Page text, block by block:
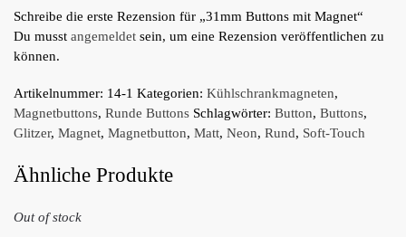
Schreibe die erste Rezension für „31mm Buttons mit Magnet“
Du musst angemeldet sein, um eine Rezension veröffentlichen zu
können.
Artikelnummer: 14-1 Kategorien: Kühlschrankmagneten,
Magnetbuttons, Runde Buttons Schlagwörter: Button, Buttons,
Glitzer, Magnet, Magnetbutton, Matt, Neon, Rund, Soft-Touch
Ähnliche Produkte
Out of stock